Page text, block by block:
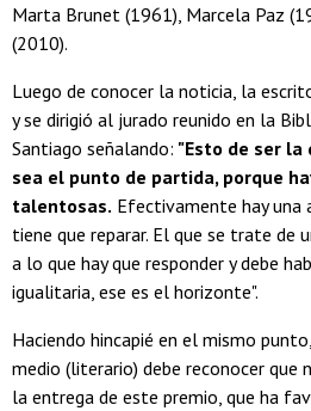
Marta Brunet (1961), Marcela Paz
(2010).
Luego de conocer la noticia, la
y se dirigió al jurado reunido en la
Santiago señalando: "Esto de ser
sea el punto de partida, porque
talentosas. Efectivamente hay
tiene que reparar. El que se trate de
a lo que hay que responder y debe
igualitaria, ese es el horizonte".
Haciendo hincapié en el mismo
medio (literario) debe reconocer que
la entrega de este premio, que ha